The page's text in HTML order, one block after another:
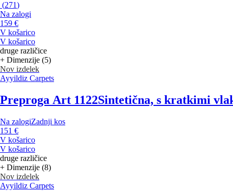
(271)
Na zalogi
159 €
V košarico
V košarico
druge različice
+ Dimenzije (5)
Nov izdelek
Ayyildiz Carpets
Preproga Art 1122Sintetična, s kratkimi
Na zalogiZadnji kos
151 €
V košarico
V košarico
druge različice
+ Dimenzije (8)
Nov izdelek
Ayyildiz Carpets